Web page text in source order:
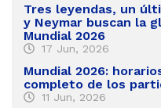
Tres leyendas, un
y Neymar buscan la
Mundial 2026
17 Jun, 2026
Mundial 2026:
completo de los
11 Jun, 2026